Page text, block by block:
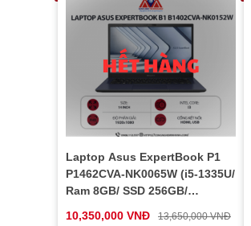
Laptop Asus ExpertBook P1
P1462CVA-NK0065W (i5-1335U/
Ram 8GB/ SSD 256GB/
10,350,000 VNĐ
13,650,000 VNĐ